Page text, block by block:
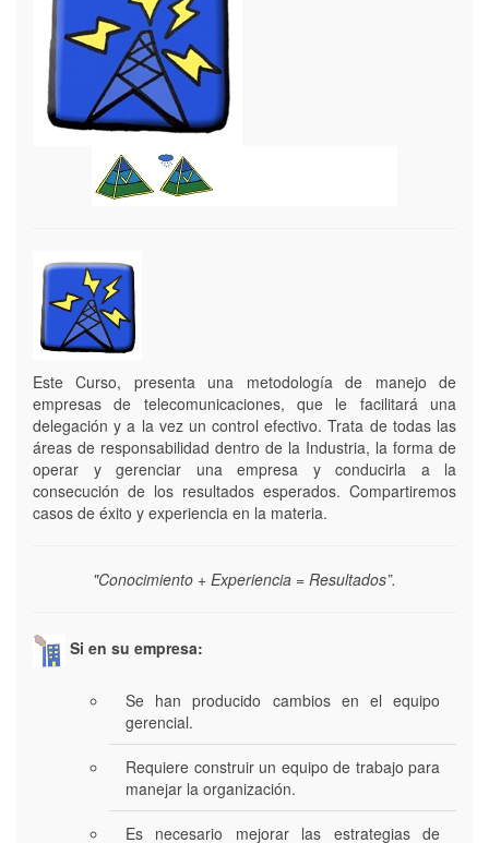
Este Curso, presenta una metodología de manejo de
empresas de telecomunicaciones, que le facilitará una
delegación y a la vez un control efectivo. Trata de todas las
áreas de responsabilidad dentro de la Industria, la forma de
operar y gerenciar una empresa y conducirla a la
consecución de los resultados esperados. Compartiremos
casos de éxito y experiencia en la materia.
"Conocimiento + Experiencia = Resultados”.
Si en su empresa:
Se han producido cambios en el equipo
gerencial.
Requiere construir un equipo de trabajo para
manejar la organización.
Es necesario mejorar las estrategias de